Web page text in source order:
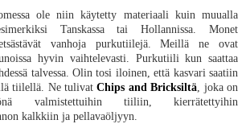
ole niin käytetty materiaali kuin muualla
Tanskassa tai Hollannissa. Monet
vanhoja purkutiilejä. Meillä ne ovat
hyvin vaihtelevasti. Purkutiili kun saattaa
talvessa. Olin tosi iloinen, että kasvari saatiin
tiilellä. Ne tulivatChips and Bricksiltä, joka on
valmistettuihin tiiliin, kierrätettyihin
kalkkiin ja pellavaöljyyn.